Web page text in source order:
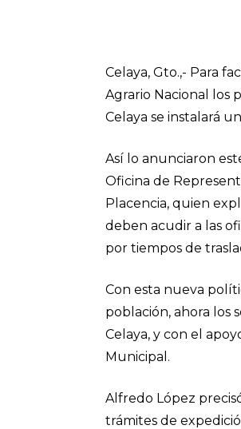
Celaya, Gto.,- Para
Agrario Nacional los
Celaya se instalará
Así lo anunciaron
Oficina de
Placencia, quien
deben acudir a las
por tiempos de
Con esta nueva
población, ahora los
Celaya, y con el
Municipal.
Alfredo López
trámites de